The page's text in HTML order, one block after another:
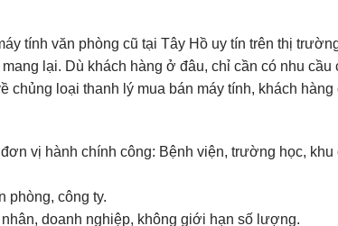
tính văn phòng cũ tại Tây Hồ uy tín trên thị
lại. Dù khách hàng ở đâu, chỉ cần có nhu
chủng loại thanh lý mua bán máy tính, khách
vị hành chính công: Bệnh viện, trường học,
phòng, công ty.
doanh nghiệp, không giới hạn số lượng.